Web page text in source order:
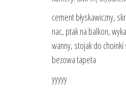
cement błyskawiczny,
nac, ptak na balkon,
wanny, stojak do
bezowa tapeta
yyyyy